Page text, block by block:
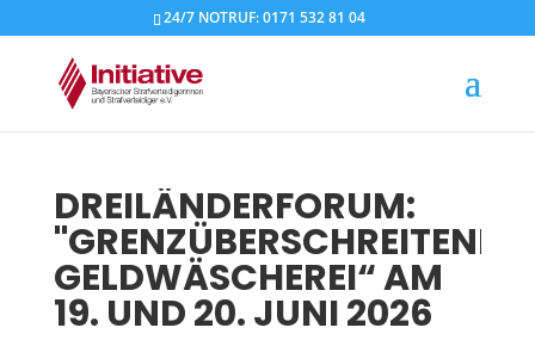
24/7 NOTRUF: 0171 532 81 04
DREILÄNDERFORUM:
"GRENZÜBERSCHREITENDE
GELDWÄSCHEREI“ AM
19. UND 20. JUNI 2026